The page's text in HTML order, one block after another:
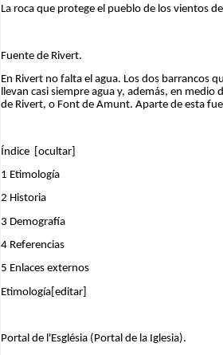
La roca que protege el pueblo de los vientos
Fuente de Rivert.
En Rivert no falta el agua. Los dos barrancos
llevan casi siempre agua y, además, en
de Rivert, o Font de Amunt. Aparte de esta
Índice [ocultar]
1 Etimología
2 Historia
3 Demografía
4 Referencias
5 Enlaces externos
Etimología[editar]
Portal de l'Església (Portal de la Iglesia).